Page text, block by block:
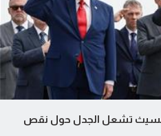
تشعل الجدل حول نقص